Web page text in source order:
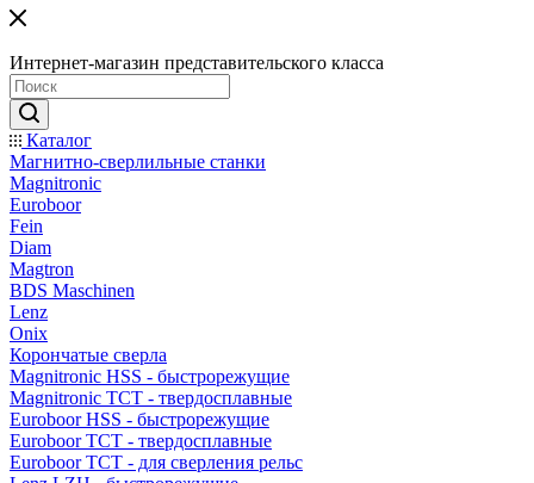
Интернет-магазин представительского класса
Каталог
Магнитно-сверлильные станки
Magnitronic
Euroboor
Fein
Diam
Magtron
BDS Maschinen
Lenz
Onix
Корончатые сверла
Magnitronic HSS - быстрорежущие
Magnitronic TCT - твердосплавные
Euroboor HSS - быстрорежущие
Euroboor TCT - твердосплавные
Euroboor TCT - для сверления рельс